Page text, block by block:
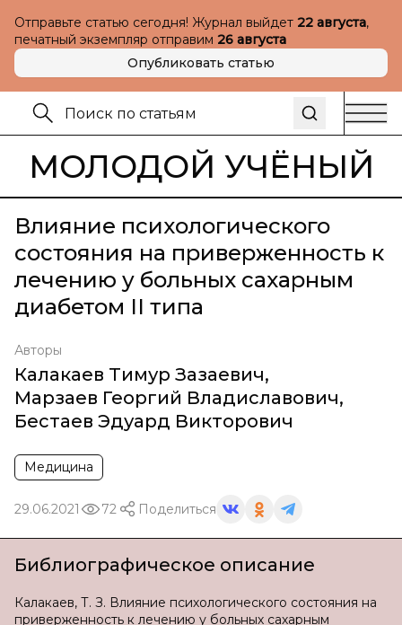
Отправьте статью сегодня! Журнал выйдет 22 августа,
печатный экземпляр отправим 26 августа
Опубликовать статью
МОЛОДОЙ УЧЁНЫЙ
Влияние психологического
состояния на приверженность к
лечению у больных сахарным
диабетом II типа
Авторы
Калакаев Тимур Зазаевич,
Марзаев Георгий Владиславович,
Бестаев Эдуард Викторович
Медицина
29.06.2021 72 Поделиться
Библиографическое описание
Калакаев, Т. З. Влияние психологического состояния на
приверженность к лечению у больных сахарным